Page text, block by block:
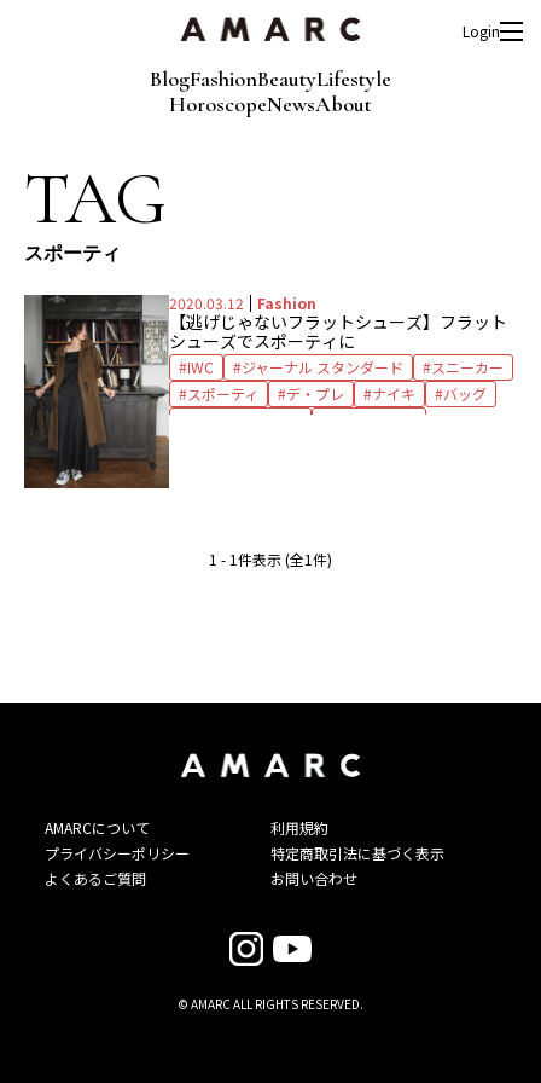
BlogFashionBeautyLifestyle
HoroscopeNewsAbout
Login
TAG
スポーティ
2020.03.12 Fashion
【逃げじゃないフラットシューズ】フラット
シューズでスポーティに
IWC ジャーナル スタンダード
スニーカー
スポーティ
デ・プレ ナイキ
バッグ
1 - 1件表示 (全1件)
AMARCについて
利用規約
プライバシーポリシー
特定商取引法に基づく表示
よくあるご質問
お問い合わせ
© AMARC ALL RIGHTS RESERVED.